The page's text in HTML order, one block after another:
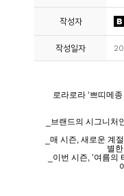
작성자
작성일자
로라로라 ‘쁘띠메종
브랜드의 시그니처
매 시즌 새로운 계
별한
이번 시즌 , ’여름의
CONTACT
CAREER